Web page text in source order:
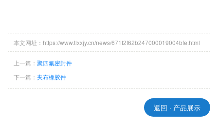
本文网址：https://www.tlxxjy.cn/news/671f2f62b247000019004bfe.html
上一篇： 聚四氟密封件
下一篇： 夹布橡胶件
返回 · 产品展示